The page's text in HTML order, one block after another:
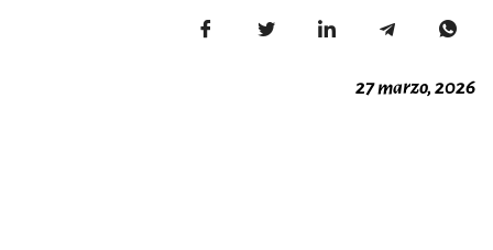
27 marzo, 2026